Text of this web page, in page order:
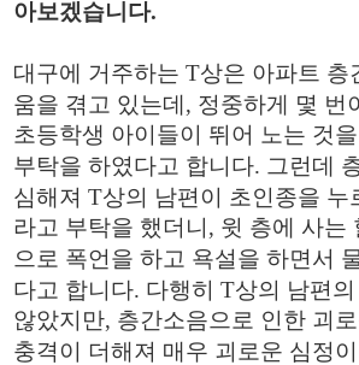
아보겠습니다.
대구에 거주하는T상은 아파트 층
움을 겪고 있는데, 정중하게 몇 번
초등학생 아이들이 뛰어 노는 것
부탁을 하였다고 합니다. 그런데
심해져T상의 남편이 초인종을 누
라고 부탁을 했더니 , 윗 층에 사는
으로 폭언을 하고 욕설을 하면서
다고 합니다. 다행히T상의 남편
않았지만, 층간소음으로 인한 괴
충격이 더해져 매우 괴로운 심정